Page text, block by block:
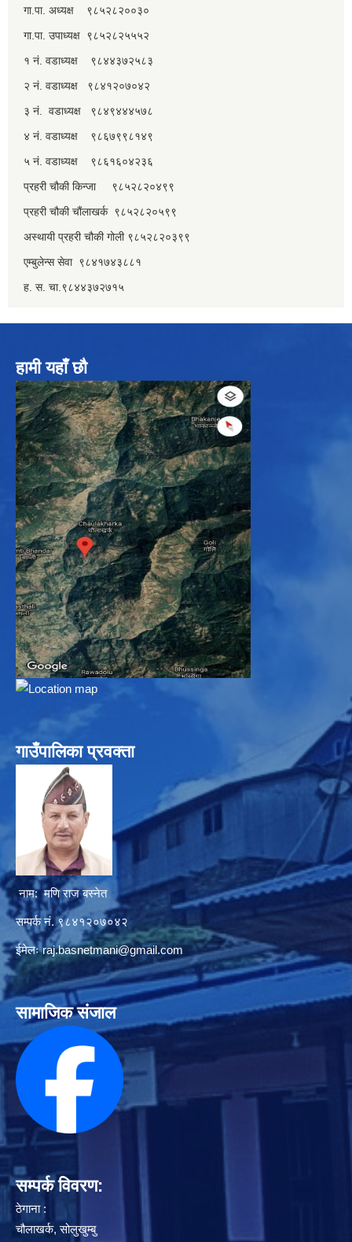
गा.पा. अध्यक्ष ९८५२८२००३०
गा.पा. उपाध्यक्ष ९८५२८२५५५२
१ नं. वडाध्यक्ष ९८४४३७२५८३
२ नं. वडाध्यक्ष ९८४१२०७०४२
३ नं. वडाध्यक्ष ९८४९४४४५७८
४ नं. वडाध्यक्ष ९८६७९९८१४९
५ नं. वडाध्यक्ष ९८६१६०४२३६
प्रहरी चौकी किन्जा ९८५२८२०४९९
प्रहरी चौकी चौंलाखर्क ९८५२८२०५९९
अस्थायी प्रहरी चौकी गोली ९८५२८२०३९९
एम्बुलेन्स सेवा ९८४१७४३८८१
ह. स. चा.९८४४३७२७१५
हामी यहाँ छौ
गाउँपालिका प्रवक्ता
नाम: मणि राज बस्नेत
सम्पर्क नं. ९८४१२०७०४२
ईमेलःraj.basnetmani@gmail.com
सामाजिक संजाल
सम्पर्क विवरण:
ठेगाना :
चौलाखर्क, सोलुखुम्बु